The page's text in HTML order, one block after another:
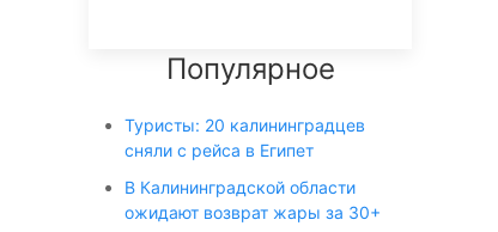
Популярное
Туристы: 20 калининградцев
сняли с рейса в Египет
В Калининградской области
ожидают возврат жары за 30+